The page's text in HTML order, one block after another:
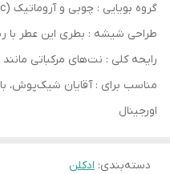
گروه بویایی : چوبی و آروماتیک (Woody Aromatic)
طراحی شیشه : بطری این عطر با
رایحه کلی : نت‌های مرکباتی
مناسب برای : آقایان شیک‌پوش،
اورجینال
دسته‌بندی: ادکلن